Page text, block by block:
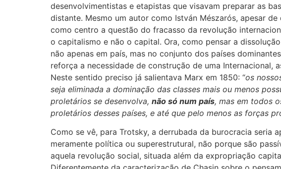
desenvolvimentistas e etapistas que visavam preparar as
distante. Mesmo um autor como István Mészarós, apesar
como centro a questão do fracasso da revolução
o capitalismo e não o capital. Ora, como pensar a
não apenas em país, mas no conjunto dos países
reforça a necessidade de construção de uma
Neste sentido preciso já salientava Marx em 1850: “os
seja eliminada a dominação das classes mais ou menos
proletários se desenvolva, não só num país, mas em todos
proletários desses países, e até que pelo menos as forças
Como se vê, para Trotsky, a derrubada da burocracia seria
meramente política ou superestrutural, não porque são
aquela revolução social, situada além da expropriação